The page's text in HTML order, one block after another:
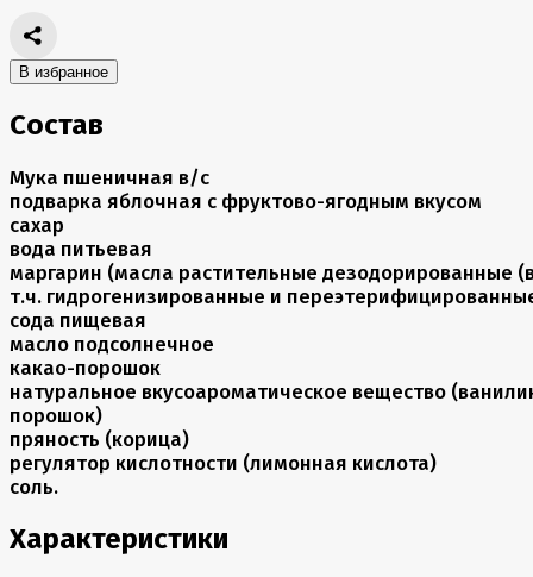
В избранное
Состав
Мука пшеничная в/с
подварка яблочная с фруктово-ягодным вкусом
сахар
вода питьевая
маргарин (масла растительные дезодорированные
т.ч. гидрогенизированные и
сода пищевая
масло подсолнечное
какао-порошок
натуральное вкусоароматическое вещество
порошок)
пряность (корица)
регулятор кислотности (лимонная кислота)
соль.
Характеристики